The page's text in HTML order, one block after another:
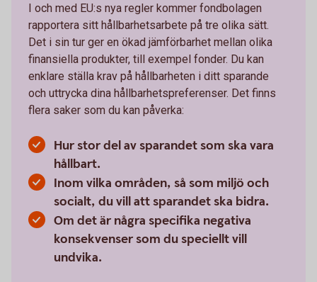
I och med EU:s nya regler kommer fondbolagen
rapportera sitt hållbarhetsarbete på tre olika sätt.
Det i sin tur ger en ökad jämförbarhet mellan olika
finansiella produkter, till exempel fonder. Du kan
enklare ställa krav på hållbarheten i ditt sparande
och uttrycka dina hållbarhetspreferenser. Det finns
flera saker som du kan påverka:
Hur stor del av sparandet som ska vara
hållbart.
Inom vilka områden, så som miljö och
socialt, du vill att sparandet ska bidra.
Om det är några specifika negativa
konsekvenser som du speciellt vill
undvika.